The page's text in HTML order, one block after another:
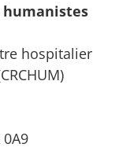
hospitalier